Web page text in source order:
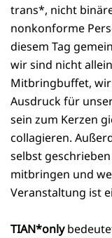
trans*, nicht
nonkonforme
diesem Tag
wir sind nicht
Mitbringbuffet,
Ausdruck für
sein zum Kerzen
collagieren.
selbst
mitbringen und
Veranstaltung ist
TIAN*only